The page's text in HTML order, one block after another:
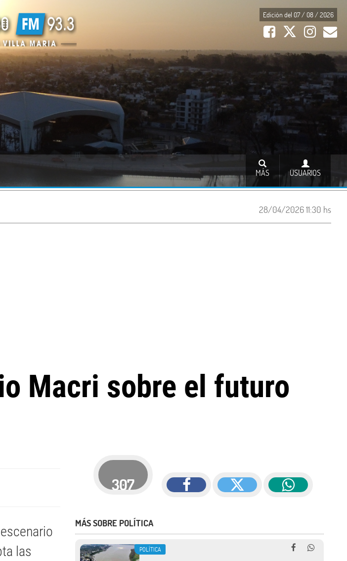
Edición del 07 / 08 / 2026
USUARIOS
MÁS
28/04/2026 11:30 hs
Macri sobre el futuro
las
307
MÁS SOBRE POLÍTICA
POLÍTICA